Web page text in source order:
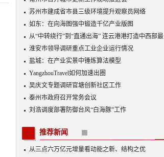
苏州市建成省市县三级环境提升观察员网络
如东：在向海图强中锻造千亿产业版图
从“中转绕行”到“直通出海” 连云港港打造中西部最
优出海口
淮安市领导调研重点工业企业运行情况
盐城：在产业实景中锤炼算法模型
YangzhouTravel如何加速出圈
吴庆文专题调研官塘创新社区工作
泰州市政府召开常务会议
刘浩调度部署防御台风“白海豚”工作
推荐新闻
从三点六万亿元增量看动能之新、结构之优